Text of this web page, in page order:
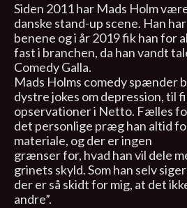
Siden 2011 har Mads Holm
danske stand-up scene. Han
benene og i år 2019 fik han for
fast i branchen, da han vandt
Comedy Galla.
Mads Holms comedy spænder
dystre jokes om depression, til
opservationer i Netto. Fælles
det personlige præg han altid
materiale, og der er ingen
grænser for, hvad han vil dele
grinets skyld. Som han selv
der er så skidt for mig, at det
andre”.